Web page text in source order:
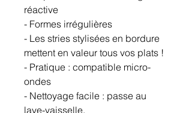
réactive
- Formes irrégulières
- Les stries stylisées en bordure
mettent en valeur tous vos plats !
- Pratique : compatible micro-
ondes
- Nettoyage facile : passe au
lave-vaisselle.